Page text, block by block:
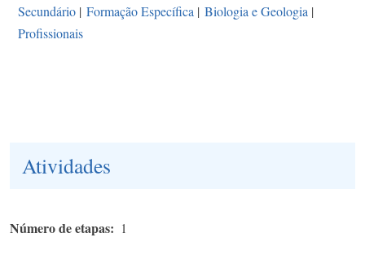
Secundário | Formação Específica | Biologia e Geologia |
Profissionais
Atividades
Número de etapas 1